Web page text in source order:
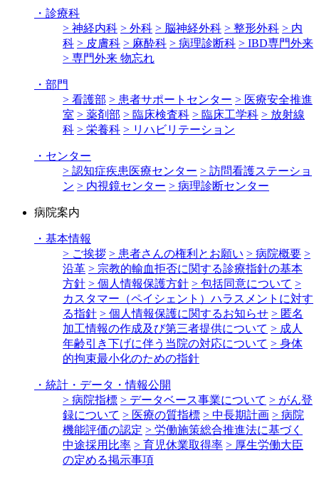
・ 診療科
> 神経内科 > 外科 > 脳神経外科 > 整形外科 > 内
科 > 皮膚科 > 麻酔科 > 病理診断科 > IBD専門外来
> 専門外来 物忘れ
・ 部門
> 看護部 > 患者サポートセンター > 医療安全推進
室 > 薬剤部 > 臨床検査科 > 臨床工学科 > 放射線
科 > 栄養科 > リハビリテーション
・ センター
> 認知症疾患医療センター > 訪問看護ステーショ
ン > 内視鏡センター > 病理診断センター
病院案内
・ 基本情報
> ご挨拶 > 患者さんの権利とお願い > 病院概要 >
沿革 > 宗教的輸血拒否に関する診療指針の基本
方針 > 個人情報保護方針 > 包括同意について >
カスタマー（ペイシェント）ハラスメントに対す
る指針 > 個人情報保護に関するお知らせ > 匿名
加工情報の作成及び第三者提供について > 成人
年齢引き下げに伴う当院の対応について > 身体
的拘束最小化のための指針
・ 統計・データ・情報公開
> 病院指標 > データベース事業について > がん登
録について > 医療の質指標 > 中長期計画 > 病院
機能評価の認定 > 労働施策総合推進法に基づく
中途採用比率 > 育児休業取得率 > 厚生労働大臣
の定める掲示事項